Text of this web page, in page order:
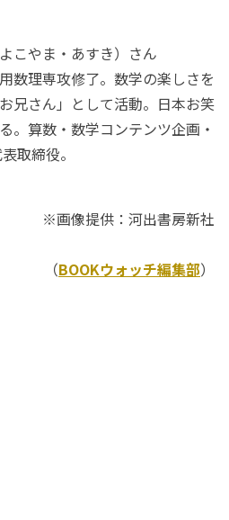
やま・あすき）さん
数理専攻修了。数学の楽しさを
兄さん」として活動。日本お笑
。算数・数学コンテンツ企画・
取締役。
※画像提供：河出書房新社
（BOOKウォッチ編集部）